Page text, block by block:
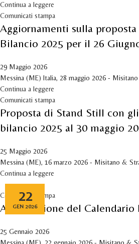
Continua a leggere
Comunicati stampa
Aggiornamenti sulla
Bilancio 2025 per il 26
29 Maggio 2026
Messina (ME) Italia, 28 maggio 2026 -
Continua a leggere
Comunicati stampa
Proposta di Stand Still con
bilancio 2025 al 30 maggio
25 Maggio 2026
Messina (ME), 16 marzo 2026 - Misitano &
Continua a leggere
22
GEN 2026
Comunicati stampa
Approvazione del Calendario
25 Gennaio 2026